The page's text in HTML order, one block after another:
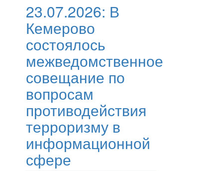
23.07.2026: В
Кемерово
состоялось
межведомственное
совещание по
вопросам
противодействия
терроризму в
информационной
сфере